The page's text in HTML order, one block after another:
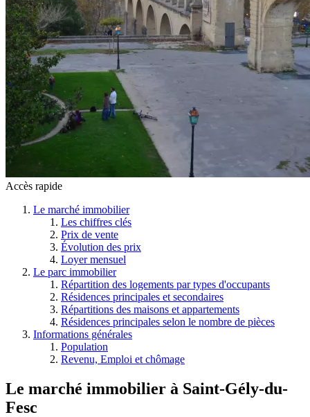
Accès rapide
Le marché immobilier
Les chiffres clés
Prix de vente
Évolution des prix
Loyer mensuel
Le parc immobilier
Répartition des logements par types d'occupants
Résidences principales et secondaires
Répartitions des maisons et appartements
Résidences principales selon le nombre de pièces
Informations générales
Population
Revenu, Emploi et chômage
Le marché immobilier à Saint-Gély-du-
Fesc